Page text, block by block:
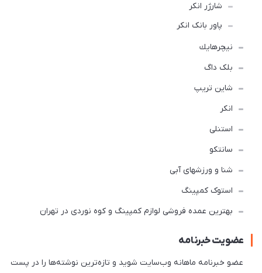
شارژر انکر
پاور بانک انکر
نيچرهايك
بلک داگ
شاین تریپ
انکر
استنلی
سانتکو
شنا و ورزشهای آبی
استوک کمپینگ
بهترین عمده فروشی لوازم کمپینگ و کوه نوردی در تهران
عضویت خبرنامه
عضو خبرنامه ماهانه وب‌سایت شوید و تازه‌ترین نوشته‌ها را در پست